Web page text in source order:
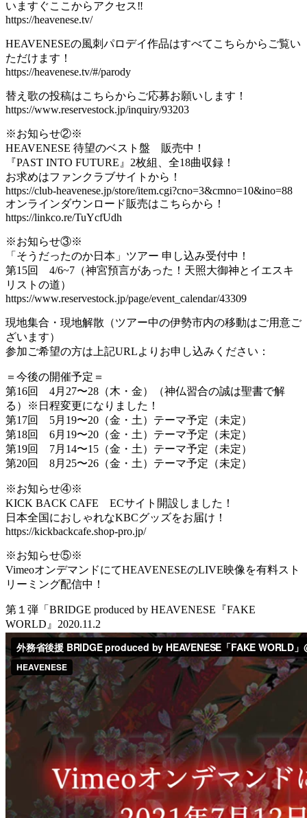
いますぐここからアクセス‼️
https://heavenese.tv/
HEAVENESEの風刺パロデイ作品はすべてこちらからご覧い
ただけます！
https://heavenese.tv/#/parody
替え歌の投稿はこちらからご応募お願いします！
https://www.reservestock.jp/inquiry/93203
※お知らせ②※
HEAVENESE 待望のベスト盤 販売中！
『PAST INTO FUTURE』2枚組、全18曲収録！
お求めはファンクラブサイトから！
https://club-heavenese.jp/store/item.cgi?cno=3&cmno=10&ino=88
オンラインダウンロード販売はこちらから！
https://linkco.re/TuYcfUdh
※お知らせ③※
「そうだったのか日本」ツアー 申し込み受付中！
第15回 4/6~7（神宮預言があった！天照大御神とイエスキ
リストの道）
https://www.reservestock.jp/page/event_calendar/43309
現地集合・現地解散（ツアー中の伊勢市内の移動はご用意ご
ざいます）
参加ご希望の方は上記URLよりお申し込みください：
＝今後の開催予定＝
第16回 4月27〜28（木・金）（神仏習合の誠は聖書で解
る）※日程変更になりました！
第17回 5月19〜20（金・土）テーマ予定（未定）
第18回 6月19〜20（金・土）テーマ予定（未定）
第19回 7月14〜15（金・土）テーマ予定（未定）
第20回 8月25〜26（金・土）テーマ予定（未定）
※お知らせ④※
KICK BACK CAFE ECサイト開設しました！
日本全国におしゃれなKBCグッズをお届け！
https://kickbackcafe.shop-pro.jp/
※お知らせ⑤※
VimeoオンデマンドにてHEAVENESEのLIVE映像を有料スト
リーミング配信中！
第１弾「BRIDGE produced by HEAVENESE『FAKE
WORLD』2020.11.2